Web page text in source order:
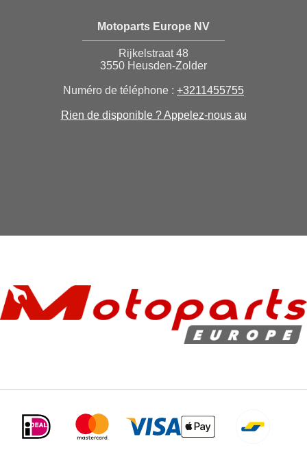
Motoparts Europe NV
Rijkelstraat 48
3550 Heusden-Zolder
Numéro de téléphone : +3211455755
Rien de disponible ? Appelez-nous au